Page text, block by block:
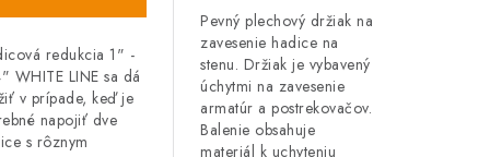
redukcia 1" -
WHITE LINE sa dá
v prípade, keď je
napojiť dve
s rôznym
Pevný plechový držiak na
zavesenie hadice na
stenu. Držiak je vybavený
úchytmi na zavesenie
armatúr a postrekovačov.
Balenie obsahuje
materiál k uchyteniu